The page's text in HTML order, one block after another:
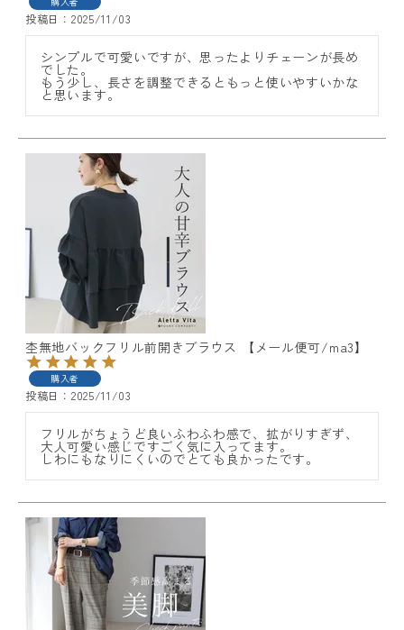
レディーストップス
レディースボトムス
会員ステージ特典プログラムについて
ご利用ガイド
投稿日 2025/11/03
シンプルで可愛いですが、思ったよりチェーンが長め
でした。
もう少し、長さを調整できるともっと使いやすいかな
と思います。
杢無地バックフリル前開きブラウス 【メール便可/ma3】
購入者
投稿日 2025/11/03
フリルがちょうど良いふわふわ感で、拡がりすぎず、
大人可愛い感じですごく気に入ってます。
しわにもなりにくいのでとても良かったです。